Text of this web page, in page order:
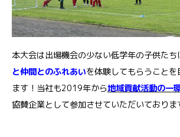
本大会は出場機会の少ない低学年の子供たち
と仲間とのふれあいを体験してもらうこと
ます！当社も2019年から地域貢献活動の一
協賛企業として参加させていただいておりま